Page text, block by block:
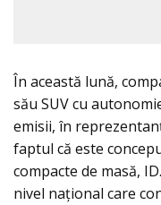
În această lună,
său SUV cu
emisii, în
faptul că este
compacte de masă,
nivel național care